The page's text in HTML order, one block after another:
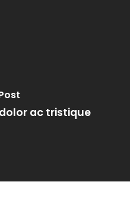
ac tristique